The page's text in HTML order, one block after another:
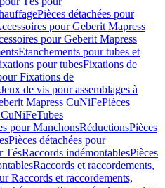
Pièces détachées pour
pour Geberit Mapress
pour Geberit Mapress
Etanchements pour tubes et
pour tubesFixations de
Fixations de
Jeux de vis pour assemblages à
Mapress CuNiFePièces
CuNiFeTubes
pour ManchonsRéductionsPièces
Pièces détachées pour
TésRaccords indémontablesPièces
Raccords et raccordements,
Raccords et raccordements,